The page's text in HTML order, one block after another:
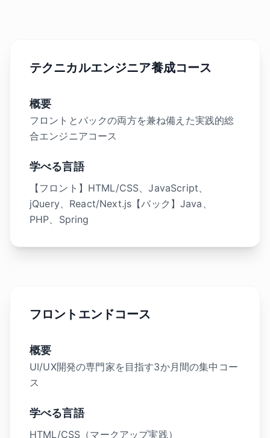
テクニカルエンジニア養成コース
概要
フロントとバックの両方を兼ね備えた実践的総
合エンジニアコース
学べる言語
【フロント】HTML/CSS、JavaScript、
jQuery、React/Next.js【バック】Java、
PHP、Spring
フロントエンドコース
概要
UI/UX開発の専門家を目指す3か月間の集中コー
ス
学べる言語
HTML/CSS（マークアップ実践）